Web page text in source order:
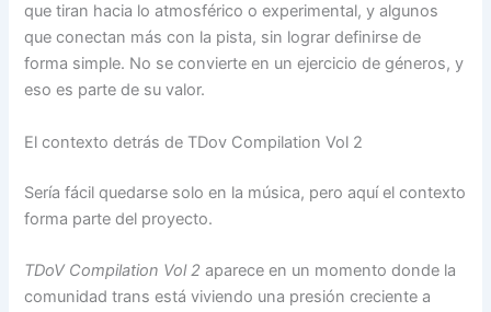
que tiran hacia lo atmosférico o experimental, y algunos
que conectan más con la pista, sin lograr definirse de
forma simple. No se convierte en un ejercicio de géneros, y
eso es parte de su valor.
El contexto detrás de TDov Compilation Vol 2
Sería fácil quedarse solo en la música, pero aquí el contexto
forma parte del proyecto.
TDoV Compilation Vol 2 aparece en un momento donde la
comunidad trans está viviendo una presión creciente a